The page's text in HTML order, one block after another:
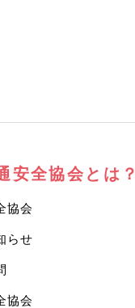
安全協会とは？
協会
らせ
協会